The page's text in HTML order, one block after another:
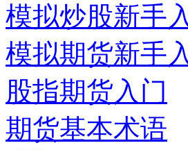
模拟炒股新手
模拟期货新手
股指期货入门
期货基本术语